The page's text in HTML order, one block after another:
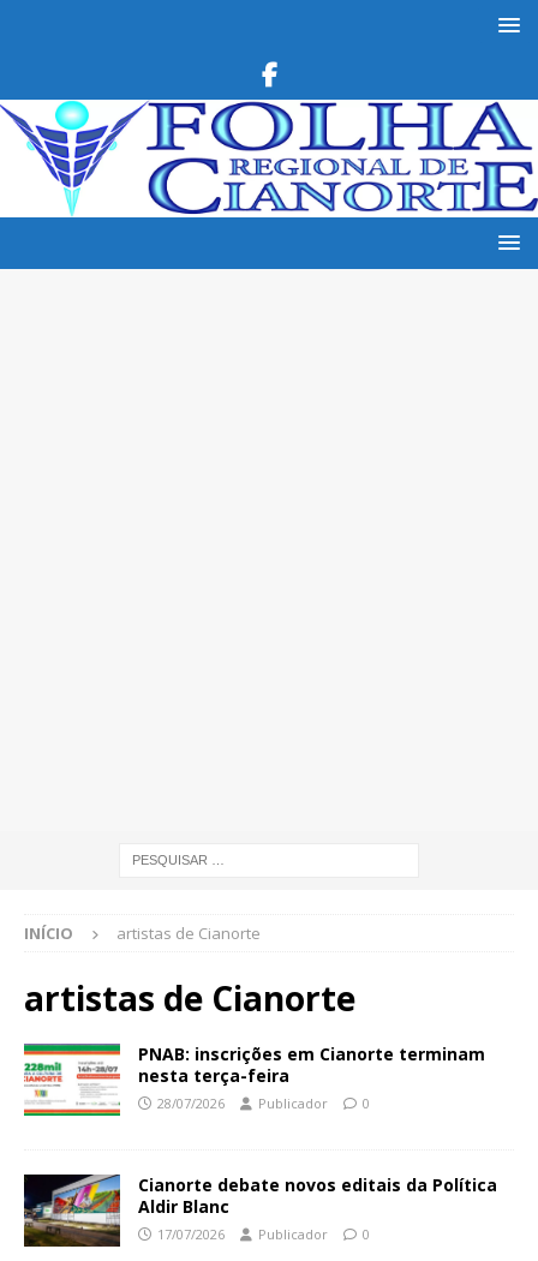
INÍCIO artistas de Cianorte
artistas de Cianorte
PNAB: inscrições em Cianorte terminam
nesta terça-feira
28/07/2026 Publicador 0
Cianorte debate novos editais da Política
Aldir Blanc
17/07/2026 Publicador 0